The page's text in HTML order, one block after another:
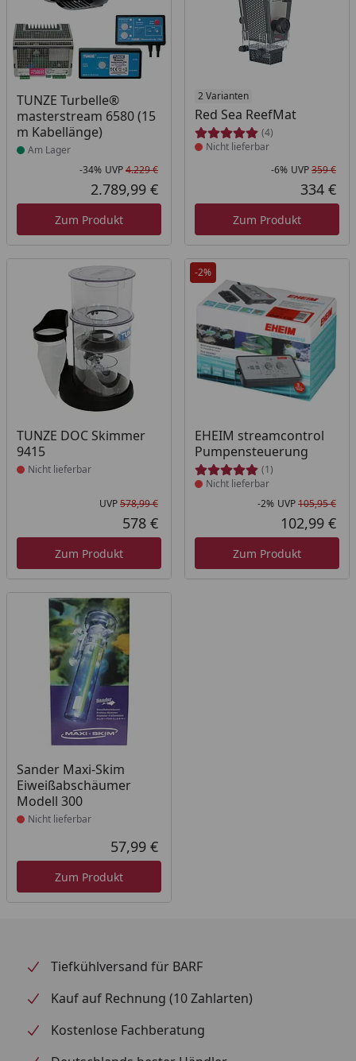
TUNZE Turbelle®
masterstream 6580 (15
m Kabellänge)
Produkt am Lager
Am Lager
Rabatt in Prozent
-34%
Ursprünglicher Preis
UVP4.229 €
Aktueller Preis
2.789,99 €
Zum Produkt
2 Varianten
Red Sea ReefMat
(4)
Produkt nicht lieferbar
Nicht lieferbar
-6% UVP359 €
334 €
Zum Produkt
TUNZE DOC Skimmer
9415
Produkt nicht lieferbar
Nicht lieferbar
Ursprünglicher Preis
UVP578,99 €
Aktueller Preis
578 €
Zum Produkt
-2%
EHEIM streamcontrol
Pumpensteuerung
(1)
Produkt nicht lieferbar
Nicht lieferbar
-2% UVP105,95 €
102,99 €
Zum Produkt
Sander Maxi-Skim
Eiweißabschäumer
Modell 300
Produkt nicht lieferbar
Nicht lieferbar
Aktueller Preis
57,99 €
Zum Produkt
Tiefkühlversand für BARF
Kauf auf Rechnung (10 Zahlarten)
Kostenlose Fachberatung